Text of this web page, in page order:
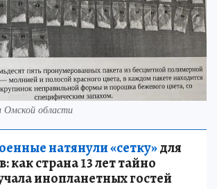
области
натянули «сетку»для
как страна 13 лет тайно
инопланетных гостей